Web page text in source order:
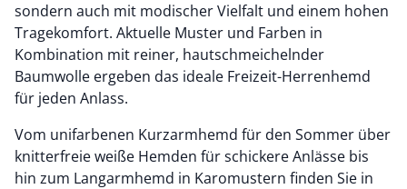
sondern auch mit modischer Vielfalt und einem hohen
Tragekomfort. Aktuelle Muster und Farben in
Kombination mit reiner, hautschmeichelnder
Baumwolle ergeben das ideale Freizeit-Herrenhemd
für jeden Anlass.
Vom unifarbenen Kurzarmhemd für den Sommer über
knitterfreie weiße Hemden für schickere Anlässe bis
hin zum Langarmhemd in Karomustern finden Sie in